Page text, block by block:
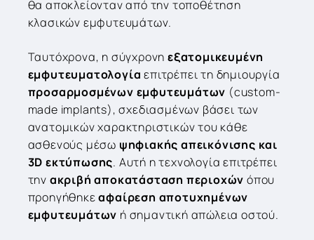
θα αποκλείονταν από την τοποθέτηση
κλασικών εμφυτευμάτων.
Ταυτόχρονα, η σύγχρονη εξατομικευμένη
εμφυτευματολογία επιτρέπει τη δημιουργία
προσαρμοσμένων εμφυτευμάτων (custom-
made implants), σχεδιασμένων βάσει των
ανατομικών χαρακτηριστικών του κάθε
ασθενούς μέσω ψηφιακής απεικόνισης και
3D εκτύπωσης. Αυτή η τεχνολογία επιτρέπει
την ακριβή αποκατάσταση περιοχών όπου
προηγήθηκεαφαίρεση αποτυχημένων
εμφυτευμάτων ή σημαντική απώλεια οστού.